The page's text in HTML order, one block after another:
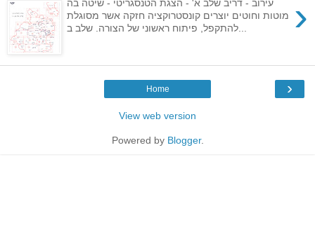
›
עירוב - דריב שלב א' - הצגת הטנסגריטי - שיטה בה
מוטות וחוטים יוצרים קונסטרוקציה חזקה אשר מסוגלת
›
Home
View web version
Powered by Blogger.